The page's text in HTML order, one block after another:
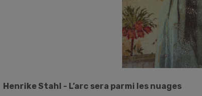
Henrike Stahl - L’arc sera parmi les nuages